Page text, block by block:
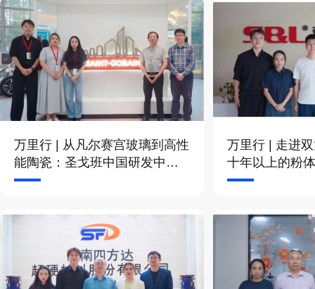
万里行 | 从凡尔赛宫玻璃到高性
能陶瓷：圣戈班中国研发中心
见闻
万里行 | 走进
十年以上的粉
么造？